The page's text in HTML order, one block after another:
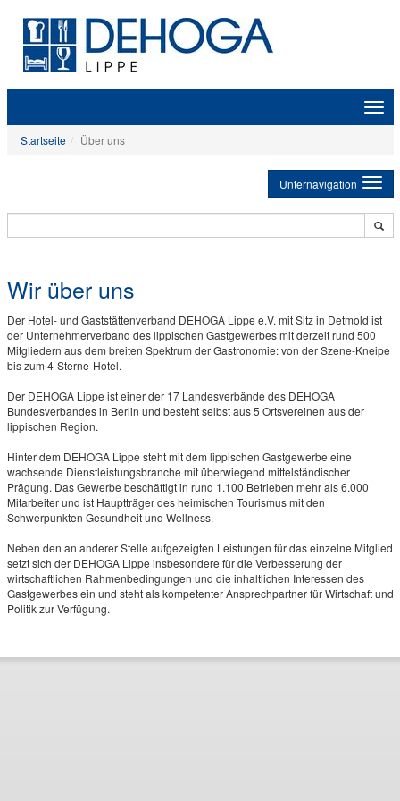
Startseite
Über uns
Unternavigation
Wir über uns
Der Hotel- und Gaststättenverband DEHOGA Lippe e.V. mit Sitz in Detmold ist
der Unternehmerverband des lippischen Gastgewerbes mit derzeit rund 500
Mitgliedern aus dem breiten Spektrum der Gastronomie: von der Szene-Kneipe
bis zum 4-Sterne-Hotel.
Der DEHOGA Lippe ist einer der 17 Landesverbände des DEHOGA
Bundesverbandes in Berlin und besteht selbst aus 5 Ortsvereinen aus der
lippischen Region.
Hinter dem DEHOGA Lippe steht mit dem lippischen Gastgewerbe eine
wachsende Dienstleistungsbranche mit überwiegend mittelständischer
Prägung. Das Gewerbe beschäftigt in rund 1.100 Betrieben mehr als 6.000
Mitarbeiter und ist Hauptträger des heimischen Tourismus mit den
Schwerpunkten Gesundheit und Wellness.
Neben den an anderer Stelle aufgezeigten Leistungen für das einzelne Mitglied
setzt sich der DEHOGA Lippe insbesondere für die Verbesserung der
wirtschaftlichen Rahmenbedingungen und die inhaltlichen Interessen des
Gastgewerbes ein und steht als kompetenter Ansprechpartner für Wirtschaft und
Politik zur Verfügung.